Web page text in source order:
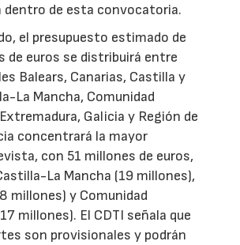
dentro de esta convocatoria.
el presupuesto estimado de
de euros se distribuirá entre
Balears, Canarias, Castilla y
La Mancha, Comunidad
Galicia y Región de
concentrará la mayor
con 51 millones de euros,
La Mancha (19 millones),
millones) y Comunidad
millones). El CDTI señala que
son provisionales y podrán